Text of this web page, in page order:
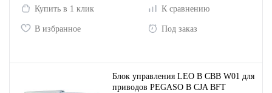
Купить в 1 клик К сравнению
В избранное Под заказ
Блок управления LEO B CBB W01 для
приводов PEGASO B CJA BFT